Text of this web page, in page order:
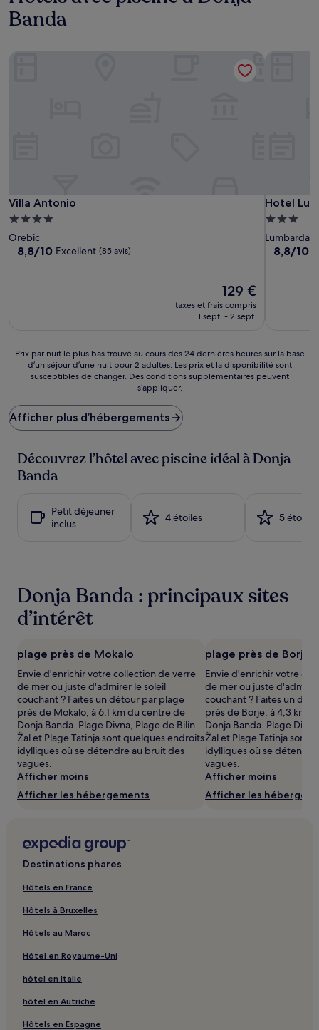
Banda
Villa Antonio
Villa Antonio
Hébergement
4.0 étoiles
Orebic
8.8
8,8/10 Excellent (85 avis)
Le
nouveau
prix
129 €
129 €
taxes et frais compris
1 sept. - 2 sept.
Hotel
Hotel
3.0 étoiles
Lumbarda
8.8
8,8/10
Prix
plus
bas
trouvé
cours
des
24 dernières
pour
2 adultes.
Les
disponibilité
sont
susceptibles
de
changer.
Des
conditions
supplémentaires
peuvent
s’appliquer.
Prix par nuit le plus bas trouvé au cours des 24 dernières heures sur la base
d’un séjour d’une nuit pour 2 adultes. Les prix et la disponibilité sont
susceptibles de changer. Des conditions supplémentaires peuvent
s’appliquer.
Afficher plus d’hébergements
Découvrez l’hôtel avec piscine idéal à Donja
Banda
Petit déjeuner
inclus
4 étoiles 5 étoiles
Donja Banda : principaux sites
d’intérêt
plage près de Mokalo
Envie d'enrichir votre collection de verre
de mer ou juste d'admirer le soleil
couchant ? Faites un détour par plage
près de Mokalo, à 6,1 km du centre de
Donja Banda. Plage Divna, Plage de Bilin
Žal et Plage Tatinja sont quelques endroits
idylliques où se détendre au bruit des
vagues.
Afficher moins
Afficher les hébergements
plage près de Borje
Envie d'enrichir votre
de mer ou juste
couchant ? Faites un
près de Borje, à 4,3 km
Donja Banda. Plage
Žal et Plage Tatinja sont
idylliques où se
vagues.
Afficher moins
Afficher les
Destinations phares
Hôtels en France
Hôtels à Bruxelles
Hôtels au Maroc
Hôtel en Royaume-Uni
hôtel en Italie
hôtel en Autriche
Hôtels en Espagne